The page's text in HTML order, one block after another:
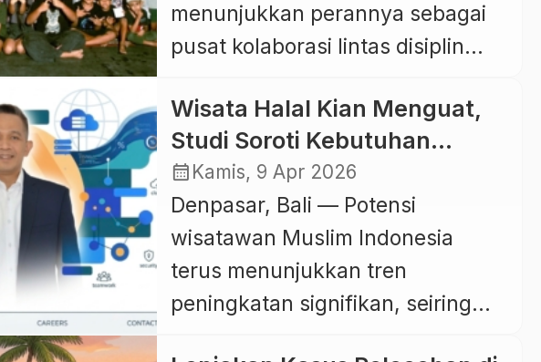
menghadirkan pengalaman
bersantap yang tidak hanya
[…]
menunjukkan perannya sebagai
pusat kolaborasi lintas disiplin
Nuanu Music Residency yang
berlangsung pada 6–11 April
2026. Program ini menjadi
langkah strategis dalam
mempertemukan musisi,
produser, dan penulis lagu dari
Indonesia dan berbagai negara
Wisata Halal Kian Menguat,
Studi Soroti Kebutuhan
Khusus Turis Muslim
Indonesia di Eropa Barat
calendar_month Kamis, 9 Apr 2026
Denpasar, Bali — Potensi
wisatawan Muslim Indonesia
terus menunjukkan tren
peningkatan signifikan, seiring